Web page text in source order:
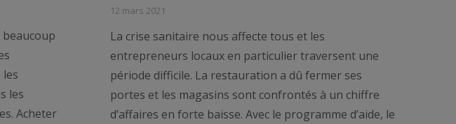
beaucoup
les
les
Acheter
12 mars 2021
La crise sanitaire nous affecte tous et les
entrepreneurs locaux en particulier traversent une
période difficile. La restauration a dû fermer ses
portes et les magasins sont confrontés à un chiffre
d’affaires en forte baisse. Avec le programme d’aide, le